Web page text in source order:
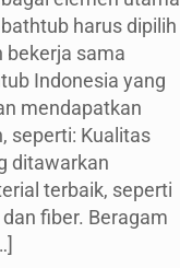
harus dipilih
bekerja sama
Indonesia yang
mendapatkan
seperti: Kualitas
ditawarkan
terbaik, seperti
fiber. Beragam